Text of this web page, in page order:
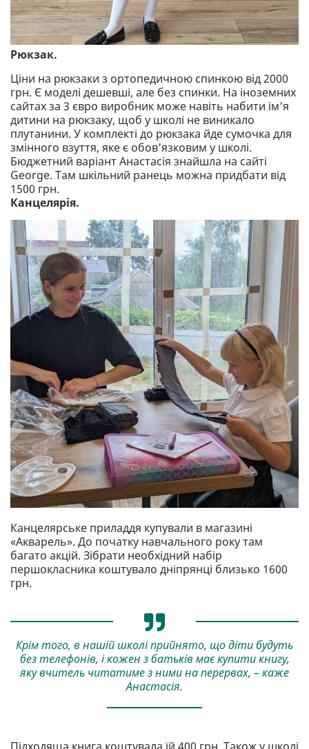
Рюкзак.
Ціни на рюкзаки з ортопедичною спинкою від 2000
грн. Є моделі дешевші, але без спинки. На іноземних
сайтах за 3 євро виробник може навіть набити ім'я
дитини на рюкзаку, щоб у школі не виникало
плутанини. У комплекті до рюкзака йде сумочка для
змінного взуття, яке є обов'язковим у школі.
Бюджетний варіант Анастасія знайшла на сайті
George. Там шкільний ранець можна придбати від
1500 грн.
Канцелярія.
Канцелярське приладдя купували в магазині
«Акварель». До початку навчального року там
багато акцій. Зібрати необхідний набір
першокласника коштувало дніпрянці близько 1600
грн.
Крім того, в нашій школі прийнято, що діти будуть
без телефонів, і кожен з батьків має купити книгу,
яку вчитель читатиме з ними на перервах, – каже
Анастасія.